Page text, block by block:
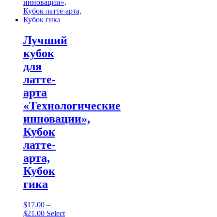
variants.
The
options
chosen
on
page
Лучший
кубок
для
латте-
арта
«Технологические
инновации»,
Кубок
латте-
арта,
Кубок
гика
$17.00 –
$21.00Price
Select